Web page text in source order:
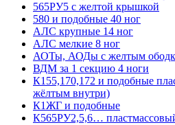
565РУ5 с желтой крышкой
580 и подобные 40 ног
АЛС крупные 14 ног
АЛС мелкие 8 ног
АОТы, АОДы с желтым
ВДМ за 1 секцию 4 ноги
К155,170,172 и подобные
жёлтым внутри)
К1ЖГ и подобные
К565РУ2,5,6…